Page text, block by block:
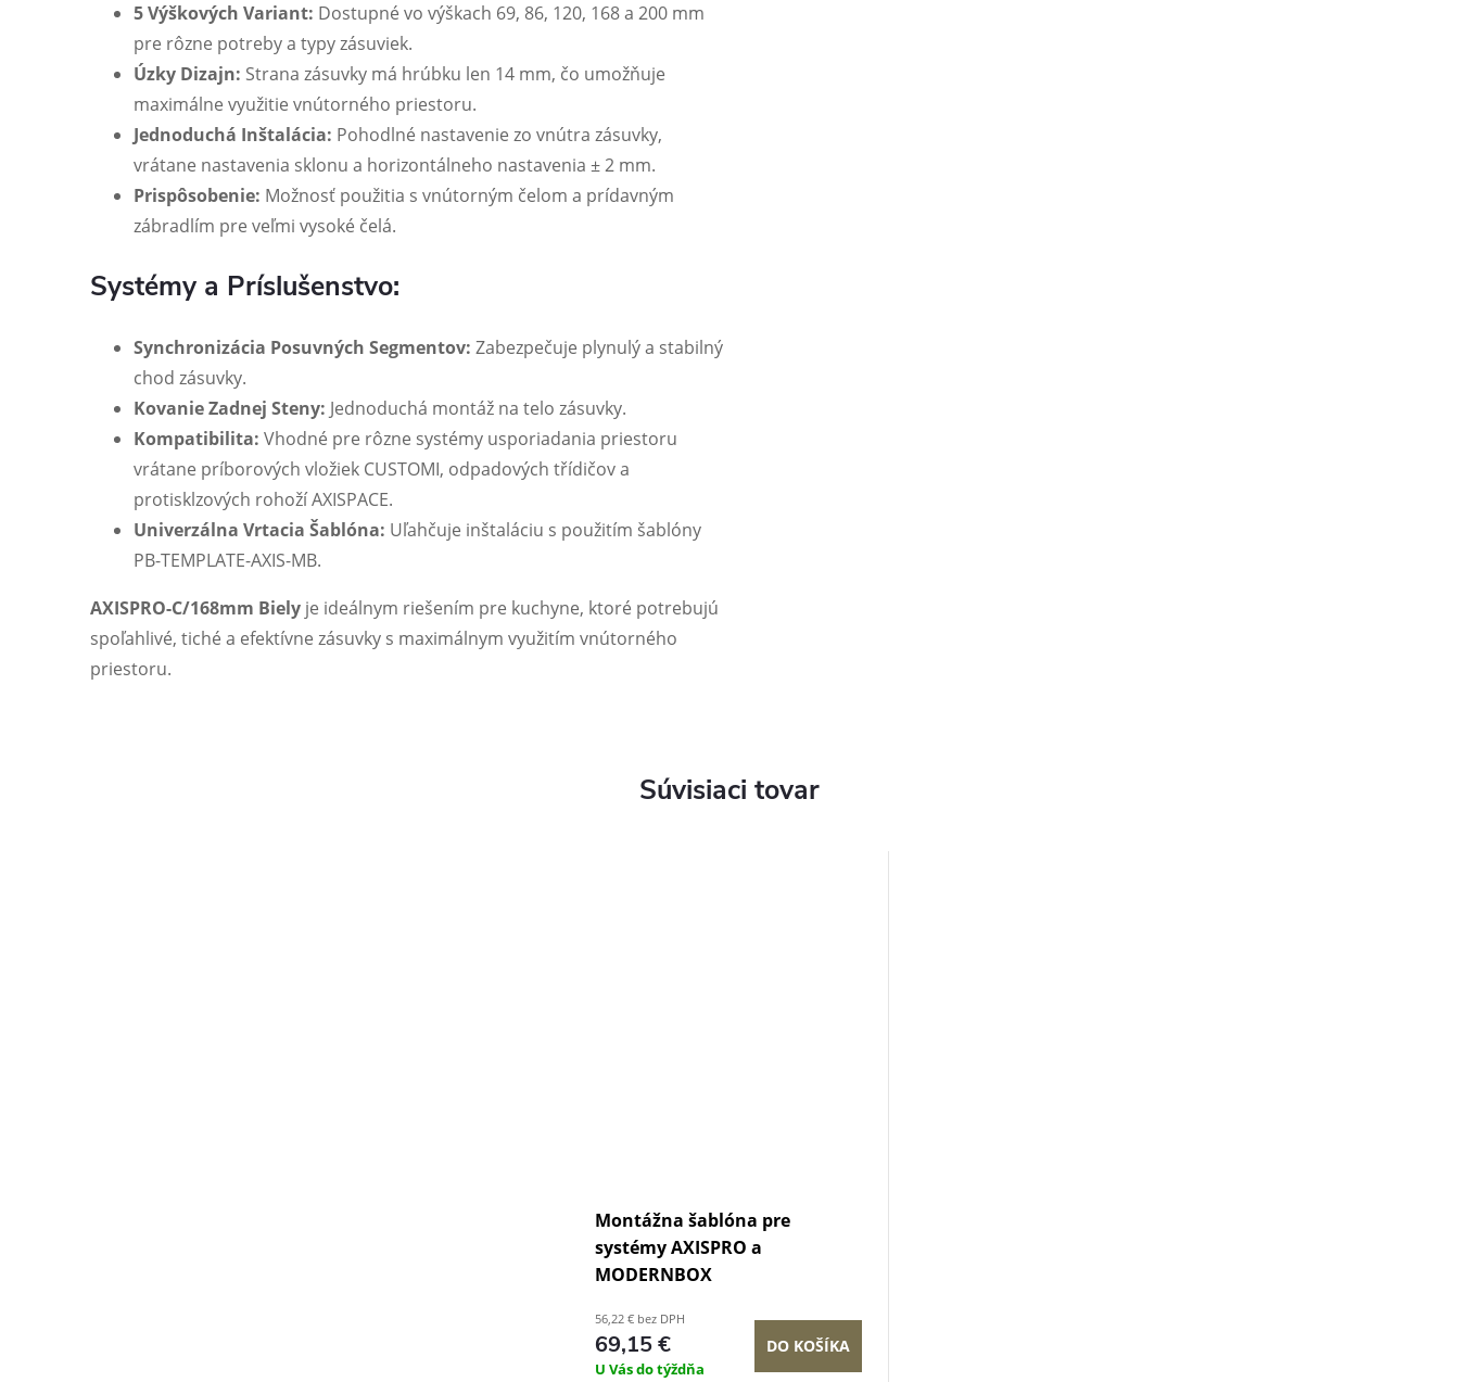
5 Výškových Variant: Dostupné vo výškach 69, 86, 120, 168 a 200 mm
pre rôzne potreby a typy zásuviek.
Úzky Dizajn: Strana zásuvky má hrúbku len 14 mm, čo umožňuje
maximálne využitie vnútorného priestoru.
Jednoduchá Inštalácia: Pohodlné nastavenie zo vnútra zásuvky,
vrátane nastavenia sklonu a horizontálneho nastavenia ± 2 mm.
Prispôsobenie: Možnosť použitia s vnútorným čelom a prídavným
zábradlím pre veľmi vysoké čelá.
Systémy a Príslušenstvo:
Synchronizácia Posuvných Segmentov: Zabezpečuje plynulý a stabilný
chod zásuvky.
Kovanie Zadnej Steny: Jednoduchá montáž na telo zásuvky.
Kompatibilita: Vhodné pre rôzne systémy usporiadania priestoru
vrátane príborových vložiek CUSTOMI, odpadových třídičov a
protisklzových rohoží AXISPACE.
Univerzálna Vrtacia Šablóna: Uľahčuje inštaláciu s použitím šablóny
PB-TEMPLATE-AXIS-MB.
AXISPRO-C/168mm Biely je ideálnym riešením pre kuchyne, ktoré potrebujú
spoľahlivé, tiché a efektívne zásuvky s maximálnym využitím vnútorného
priestoru.
Súvisiaci tovar
Montážna šablóna pre
systémy AXISPRO a
MODERNBOX
56,22 € bez DPH
69,15 €
U Vás do týždňa
DO KOŠÍKA